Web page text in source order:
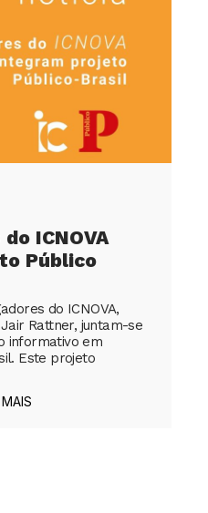
ICNOVA
Público
do ICNOVA,
Rattner, juntam-se
informativo em
Este projeto